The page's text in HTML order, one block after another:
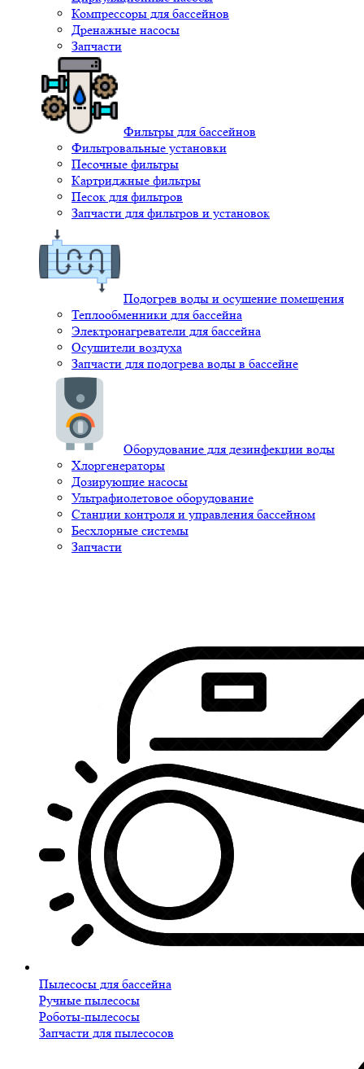
Компрессоры для бассейнов
Дренажные насосы
Запчасти
Фильтры для бассейнов
Фильтровальные установки
Песочные фильтры
Картриджные фильтры
Песок для фильтров
Запчасти для фильтров и установок
Подогрев воды и осушение помещения
Теплообменники для бассейна
Электронагреватели для бассейна
Осушители воздуха
Запчасти для подогрева воды в бассейне
Оборудование для дезинфекции воды
Хлоргенераторы
Дозирующие насосы
Ультрафиолетовое оборудование
Станции контроля и управления бассейном
Бесхлорные системы
Запчасти
Пылесосы для бассейна
Ручные пылесосы
Роботы-пылесосы
Запчасти для пылесосов